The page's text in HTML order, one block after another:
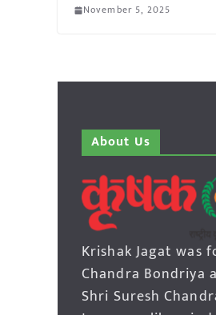
November 5, 2025
About Us
Krishak Jagat was
Chandra Bondriya
Shri Suresh